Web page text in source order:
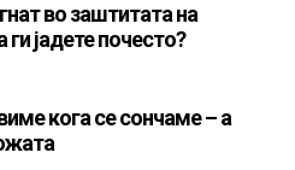
во заштитата на
јадете почесто?
кога се сончаме – а